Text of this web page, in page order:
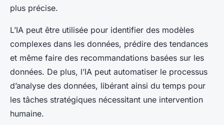
plus précise.
L’IA peut être utilisée pour identifier des modèles
complexes dans les données, prédire des tendances
et même faire des recommandations basées sur les
données. De plus, l’IA peut automatiser le processus
d’analyse des données, libérant ainsi du temps pour
les tâches stratégiques nécessitant une intervention
humaine.